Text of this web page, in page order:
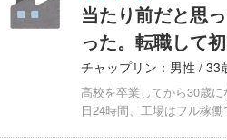
当たり前だと思
った。転職して
チャップリン：男性 / 33
高校を卒業してから30歳
日24時間、工場はフル稼